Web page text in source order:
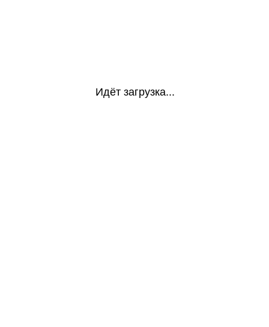
Идёт загрузка...